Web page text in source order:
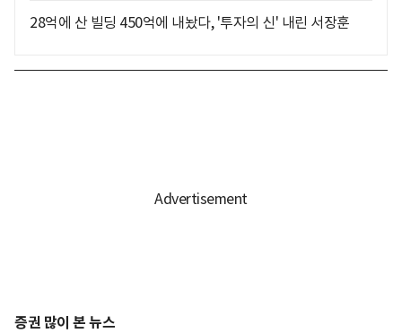
28억에 산 빌딩 450억에 내놨다, '투자의 신' 내린 서장훈
증권 많이 본 뉴스